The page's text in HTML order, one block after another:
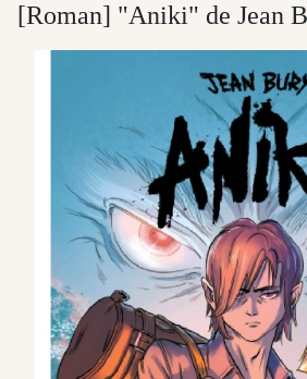
[Roman] "Aniki" de Jean